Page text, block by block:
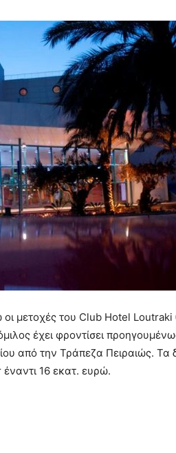
μετοχές του Club Hotel
έχει φροντίσει
από την Τράπεζα Πειραιώς. Τα
16 εκατ. ευρώ.